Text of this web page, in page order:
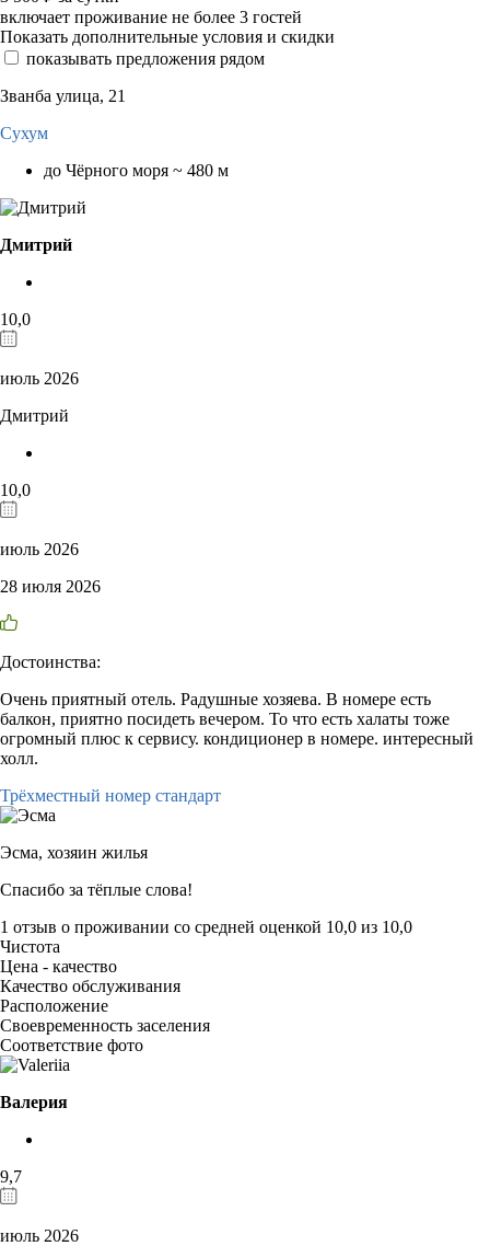
включает проживание не более 3 гостей
Показать дополнительные условия и скидки
показывать предложения рядом
Званба улица, 21
Сухум
до Чёрного моря ~ 480 м
Дмитрий
10,0
июль 2026
Дмитрий
10,0
июль 2026
28 июля 2026
Достоинства:
Очень приятный отель. Радушные хозяева. В номере есть
балкон, приятно посидеть вечером. То что есть халаты тоже
огромный плюс к сервису. кондиционер в номере. интересный
холл.
Трёхместный номер стандарт
Эсма, хозяин жилья
Спасибо за тёплые слова!
1 отзыв о проживании со средней оценкой 10,0 из 10,0
Чистота
Цена - качество
Качество обслуживания
Расположение
Своевременность заселения
Соответствие фото
Валерия
9,7
июль 2026